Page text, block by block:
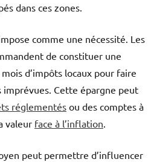
dans ces zones.
comme une nécessité. Les
de constituer une
d’impôts locaux pour faire
imprévues. Cette épargne peut
réglementés ou des comptes à
valeur face à l’inflation
peut permettre d’influencer